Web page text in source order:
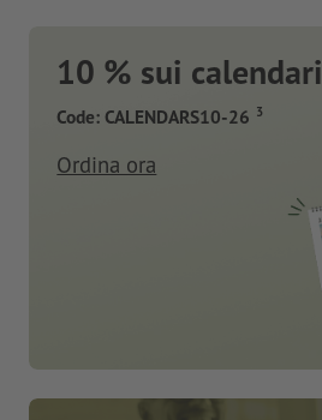
10 % sui calendari
Code: CALENDARS10-26 3
Ordina ora